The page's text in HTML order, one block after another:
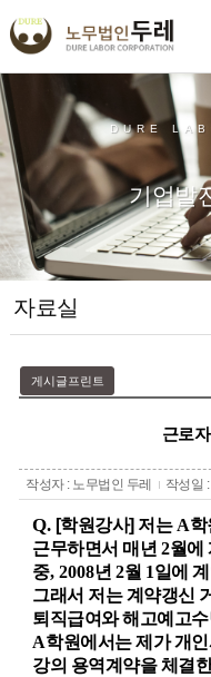
DURE
기업발
자료실
게시글프린트
근로
작성자 : 노무법인 두레 작성일
Q. [학원강사] 저는A학
근무하면서 매년 2월에
중, 2008년 2월 1일에
그래서 저는 계약갱신
퇴직급여와 해고예고
A학원에서는 제가 개
강의 용역계약을 체결